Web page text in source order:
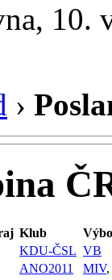
›
Klub
KDU-ČSL VB
ANO2011 MIV,